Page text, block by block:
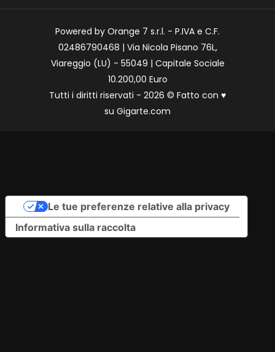
Powered by Orange 7 s.r.l. - P.IVA e C.F.
02486790468 | Via Nicola Pisano 76L,
Viareggio (LU) - 55049 | Capitale Sociale
10.200,00 Euro
Tutti i diritti riservati - 2026 © Fatto con ♥
su Gigarte.com
Informativa sulla raccolta
Le tue preferenze relative alla privacy